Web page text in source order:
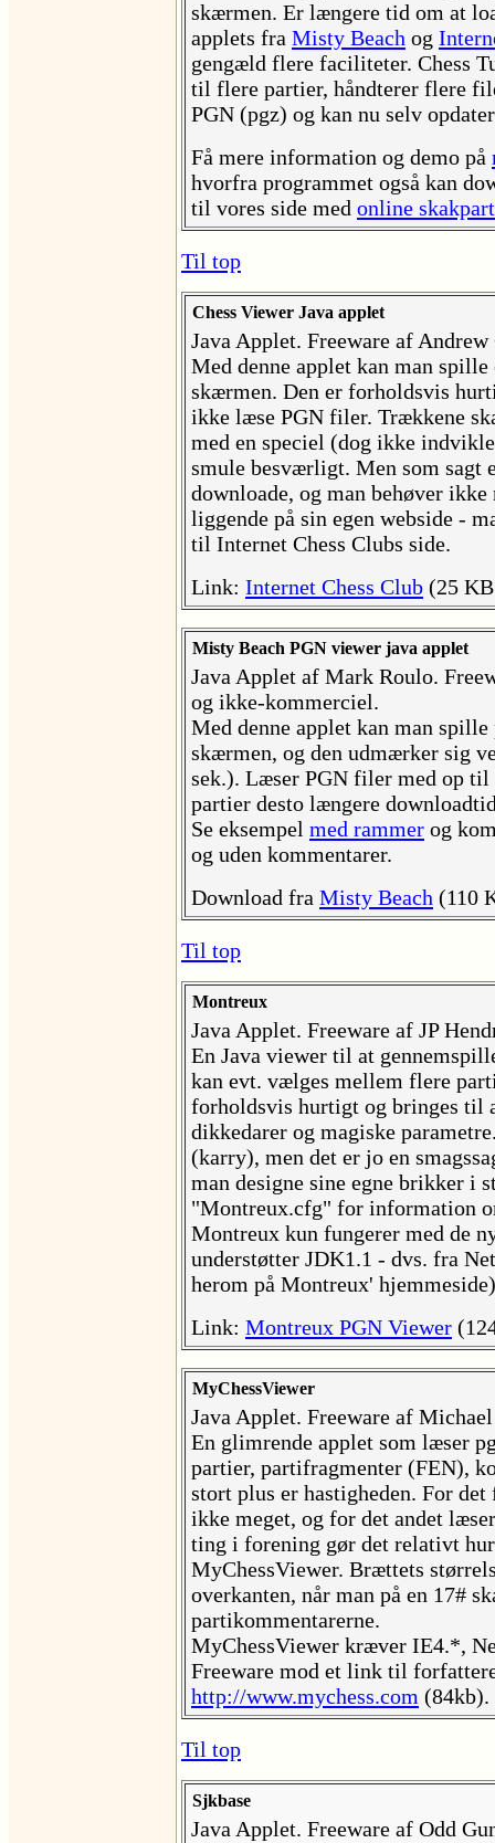
skærmen. Er længere tid om at
applets fra Misty Beach og
gengæld flere faciliteter. Chess
til flere partier, håndterer flere
PGN (pgz) og kan nu selv
Få mere information og demo på
hvorfra programmet også kan
til vores side med online
Til top
Chess Viewer Java applet
Java Applet. Freeware af Andrew
Med denne applet kan man
skærmen. Den er forholdsvis
ikke læse PGN filer. Trækkene
med en speciel (dog ikke
smule besværligt. Men som sagt
downloade, og man behøver
liggende på sin egen webside -
til Internet Chess Clubs side.
Link: Internet Chess Club (25
Misty Beach PGN viewer java applet
Java Applet af Mark Roulo.
og ikke-kommerciel.
Med denne applet kan man
skærmen, og den udmærker sig
sek.). Læser PGN filer med op
partier desto længere
Se eksempel med rammer og
og uden kommentarer.
Download fra Misty Beach (110
Til top
Montreux
Java Applet. Freeware af JP
En Java viewer til at
kan evt. vælges mellem flere
forholdsvis hurtigt og bringes til
dikkedarer og magiske
(karry), men det er jo en
man designe sine egne brikker i
"Montreux.cfg" for information
Montreux kun fungerer med de
understøtter JDK1.1 - dvs. fra
herom på Montreux'
Link: Montreux PGN Viewer
MyChessViewer
Java Applet. Freeware af
En glimrende applet som læser
partier, partifragmenter (FEN),
stort plus er hastigheden. For
ikke meget, og for det andet
ting i forening gør det relativt
MyChessViewer. Brættets
overkanten, når man på en 17#
partikommentarerne.
MyChessViewer kræver IE4.*,
Freeware mod et link til
http://www.mychess.com (84kb).
Til top
Sjkbase
Java Applet. Freeware af Odd